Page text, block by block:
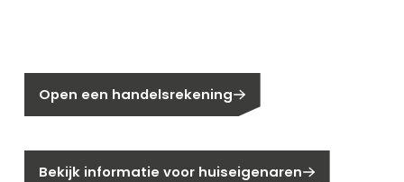
Open een handelsrekening
Bekijk informatie voor huiseigenaren